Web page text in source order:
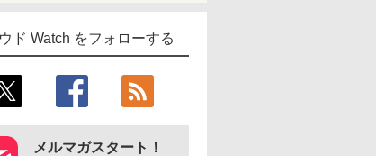
ド Watch をフォローする
メルマガスタート！